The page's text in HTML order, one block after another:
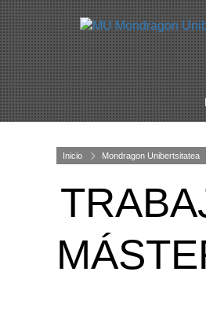
Inicio Mondragon Unibertsitatea